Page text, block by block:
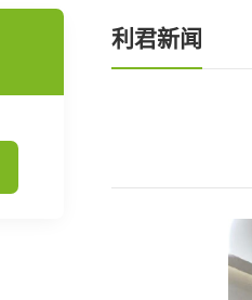
利君新闻